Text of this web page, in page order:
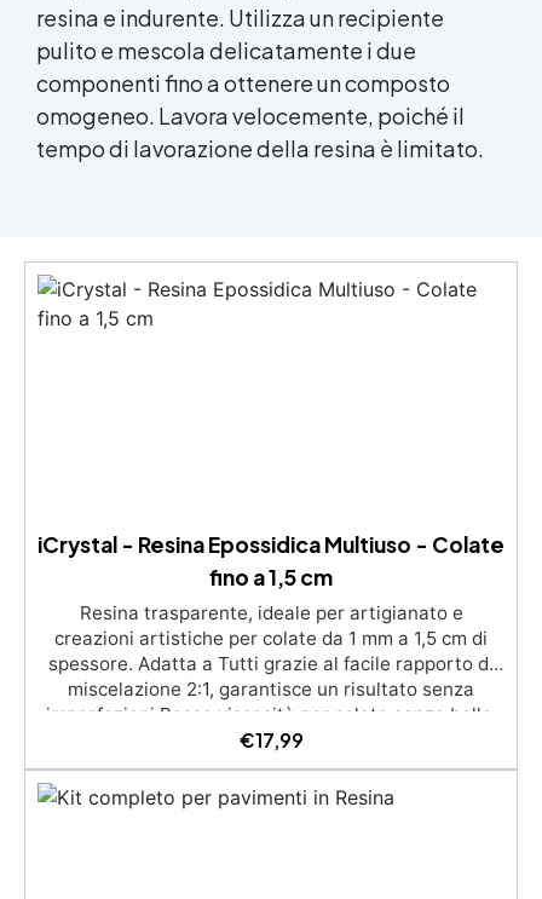
resina e indurente. Utilizza un recipiente
pulito e mescola delicatamente i due
componenti fino a ottenere un composto
omogeneo. Lavora velocemente, poiché il
tempo di lavorazione della resina è limitato.
iCrystal - Resina Epossidica Multiuso - Colate
fino a 1,5 cm
Resina trasparente, ideale per artigianato e
creazioni artistiche per colate da 1 mm a 1,5 cm di
spessore. Adatta a Tutti grazie al facile rapporto di
miscelazione 2:1, garantisce un risultato senza
imperfezioni Bassa viscosità per colate senza bolle,
compatibile con legno, silicone, vetro, metallo e altri
materiali. Certificata post-catalisi atossica e sicura
per il contatto con la pelle, Bpa Free e senza Solventi
(Voc Free) Superficie lucida, autolivellante e con filtri
€17,99